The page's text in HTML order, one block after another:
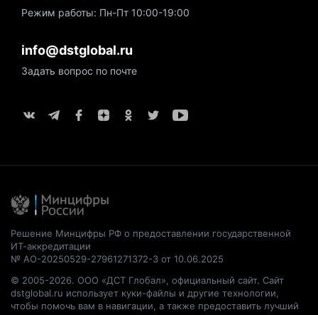
Режим работы: Пн-Пт 10:00-19:00
info@dstglobal.ru
Задать вопрос по почте
Решение Минцифры РФ о предоставлении государственной
ИТ-аккредитации
№ АО-20250529-27961271372-3 от 10.06.2025
© 2005-2026. ООО «ДСТ Глобал», официальный сайт. Сайт
dstglobal.ru использует куки-файлы и другие технологии,
чтобы помочь вам в навигации, а также предоставить лучший